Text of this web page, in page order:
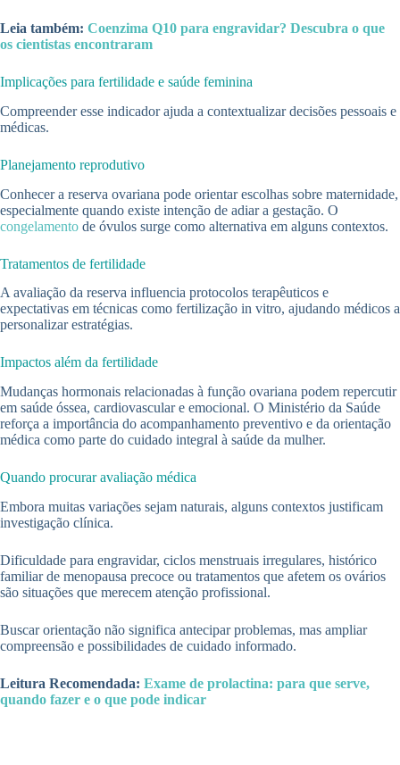
Leia também: Coenzima Q10 para engravidar? Descubra o que
os cientistas encontraram
Implicações para fertilidade e saúde feminina
Compreender esse indicador ajuda a contextualizar decisões pessoais e
médicas.
Planejamento reprodutivo
Conhecer a reserva ovariana pode orientar escolhas sobre maternidade,
especialmente quando existe intenção de adiar a gestação. O
congelamento de óvulos surge como alternativa em alguns contextos.
Tratamentos de fertilidade
A avaliação da reserva influencia protocolos terapêuticos e
expectativas em técnicas como fertilização in vitro, ajudando médicos a
personalizar estratégias.
Impactos além da fertilidade
Mudanças hormonais relacionadas à função ovariana podem repercutir
em saúde óssea, cardiovascular e emocional. O Ministério da Saúde
reforça a importância do acompanhamento preventivo e da orientação
médica como parte do cuidado integral à saúde da mulher.
Quando procurar avaliação médica
Embora muitas variações sejam naturais, alguns contextos justificam
investigação clínica.
Dificuldade para engravidar, ciclos menstruais irregulares, histórico
familiar de menopausa precoce ou tratamentos que afetem os ovários
são situações que merecem atenção profissional.
Buscar orientação não significa antecipar problemas, mas ampliar
compreensão e possibilidades de cuidado informado.
Leitura Recomendada: Exame de prolactina: para que serve,
quando fazer e o que pode indicar